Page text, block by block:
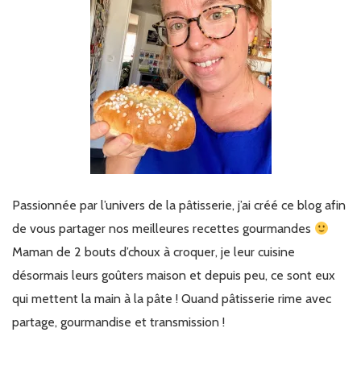
Passionnée par l’univers de la pâtisserie, j’ai créé ce blog afin
de vous partager nos meilleures recettes gourmandes
Maman de 2 bouts d’choux à croquer, je leur cuisine
désormais leurs goûters maison et depuis peu, ce sont eux
qui mettent la main à la pâte ! Quand pâtisserie rime avec
partage, gourmandise et transmission !